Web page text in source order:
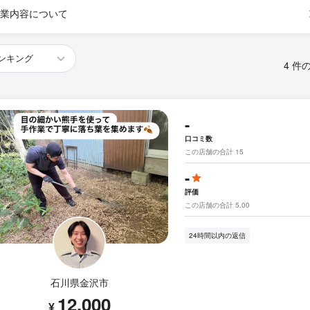
内容について
4 件
石川県金沢市
12,000
-
口コミ数
この店舗の合計 15
-
評価
この店舗の合計 5.00
24時間以内の返信